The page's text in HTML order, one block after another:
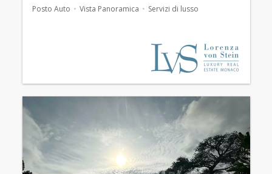
Posto Auto Vista Panoramica Servizi di lusso